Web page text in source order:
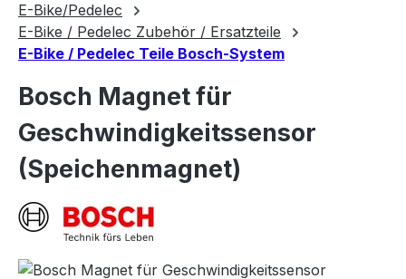
E-Bike/Pedelec
E-Bike / Pedelec Zubehör / Ersatzteile
E-Bike / Pedelec Teile Bosch-System
Bosch Magnet für
Geschwindigkeitssensor
(Speichenmagnet)
Bildergalerie überspringen